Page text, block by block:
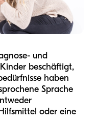
und
beschäftigt,
haben
Sprache
oder eine